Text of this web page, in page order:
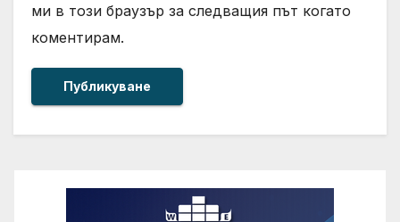
ми в този браузър за следващия път когато
коментирам.